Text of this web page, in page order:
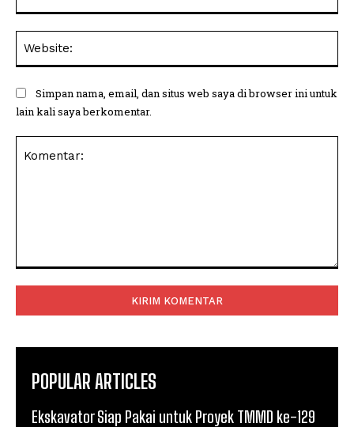
Simpan nama, email, dan situs web saya di browser ini untuk
lain kali saya berkomentar.
POPULAR ARTICLES
Ekskavator Siap Pakai untuk Proyek TMMD ke-129